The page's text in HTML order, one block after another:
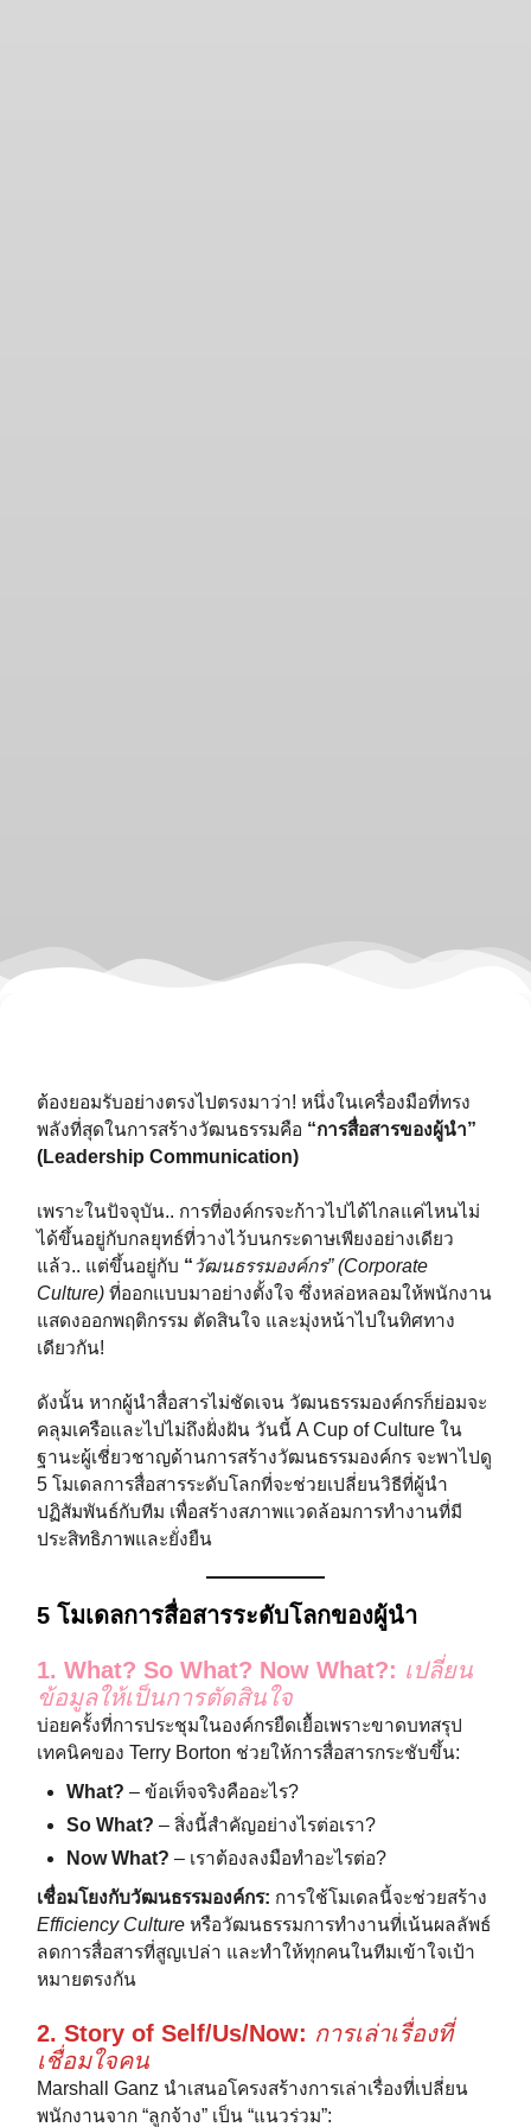
ต้องยอมรับอย่างตรงไปตรงมาว่า! หนึ่งในเครื่องมือที่ทรง
พลังที่สุดในการสร้างวัฒนธรรมคือ “การสื่อสารของผู้นำ”
(Leadership Communication)
เพราะในปัจจุบัน.. การที่องค์กรจะก้าวไปได้ไกลแค่ไหนไม่
ได้ขึ้นอยู่กับกลยุทธ์ที่วางไว้บนกระดาษเพียงอย่างเดียว
แล้ว.. แต่ขึ้นอยู่กับ “วัฒนธรรมองค์กร” (Corporate
Culture) ที่ออกแบบมาอย่างตั้งใจ ซึ่งหล่อหลอมให้พนักงาน
แสดงออกพฤติกรรม ตัดสินใจ และมุ่งหน้าไปในทิศทาง
เดียวกัน!
ดังนั้น หากผู้นำสื่อสารไม่ชัดเจน วัฒนธรรมองค์กรก็ย่อมจะ
คลุมเครือและไปไม่ถึงฝั่งฝัน วันนี้ A Cup of Culture ใน
ฐานะผู้เชี่ยวชาญด้านการสร้างวัฒนธรรมองค์กร จะพาไปดู
5 โมเดลการสื่อสารระดับโลกที่จะช่วยเปลี่ยนวิธีที่ผู้นำ
ปฏิสัมพันธ์กับทีม เพื่อสร้างสภาพแวดล้อมการทำงานที่มี
ประสิทธิภาพและยั่งยืน
5 โมเดลการสื่อสารระดับโลกของผู้นำ
1. What? So What? Now What?: เปลี่ยน
ข้อมูลให้เป็นการตัดสินใจ
บ่อยครั้งที่การประชุมในองค์กรยืดเยื้อเพราะขาดบทสรุป
เทคนิคของ Terry Borton ช่วยให้การสื่อสารกระชับขึ้น:
What? – ข้อเท็จจริงคืออะไร?
So What? – สิ่งนี้สำคัญอย่างไรต่อเรา?
Now What? – เราต้องลงมือทำอะไรต่อ?
เชื่อมโยงกับวัฒนธรรมองค์กร: การใช้โมเดลนี้จะช่วยสร้าง
Efficiency Culture หรือวัฒนธรรมการทำงานที่เน้นผลลัพธ์
ลดการสื่อสารที่สูญเปล่า และทำให้ทุกคนในทีมเข้าใจเป้า
หมายตรงกัน
2. Story of Self/Us/Now: การเล่าเรื่องที่
เชื่อมใจคน
Marshall Ganz นำเสนอโครงสร้างการเล่าเรื่องที่เปลี่ยน
พนักงานจาก “ลูกจ้าง” เป็น “แนวร่วม”: